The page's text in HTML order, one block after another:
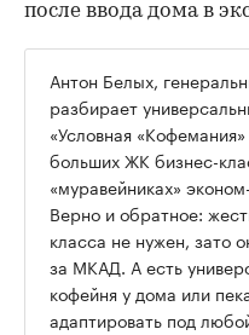
после ввода дома в
Антон Белых,
разбирает
«Условная
больших ЖК бизнес-
«муравейниках»
Верно и обратное:
класса не нужен, зато
за МКАД. А есть
кофейня у дома или
адаптировать под